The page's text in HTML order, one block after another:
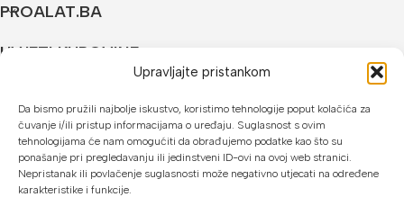
Upravljajte pristankom
Da bismo pružili najbolje iskustvo, koristimo tehnologije poput kolačića za
čuvanje i/ili pristup informacijama o uređaju. Suglasnost s ovim
tehnologijama će nam omogućiti da obrađujemo podatke kao što su
ponašanje pri pregledavanju ili jedinstveni ID-ovi na ovoj web stranici.
Nepristanak ili povlačenje suglasnosti može negativno utjecati na određene
karakteristike i funkcije.
PROALAT.BA
UVJETI KUPOVINE
U našoj web trgovini možete platiti:
Kreditnim karticama jednokratno ili do 24 rate